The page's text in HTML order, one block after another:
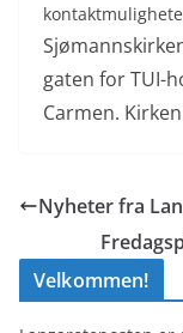
gaten for TUI-
Carmen.
Nyheter fra
Velkommen!